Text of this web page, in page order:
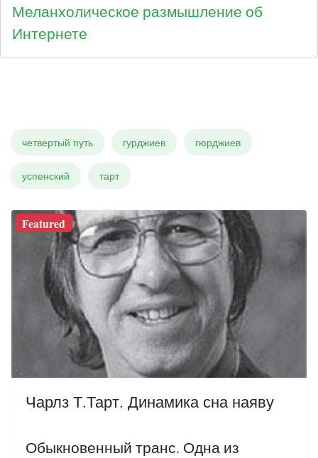
Меланхолическое размышление об
Интернете
четвертый путь гурджиев гюрджиев
успенский тарт
Featured
Чарлз Т.Тарт. Динамика сна наяву
Обыкновенный транс. Одна из